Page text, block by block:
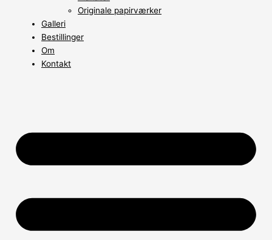
Originale papirværker
Galleri
Bestillinger
Om
Kontakt